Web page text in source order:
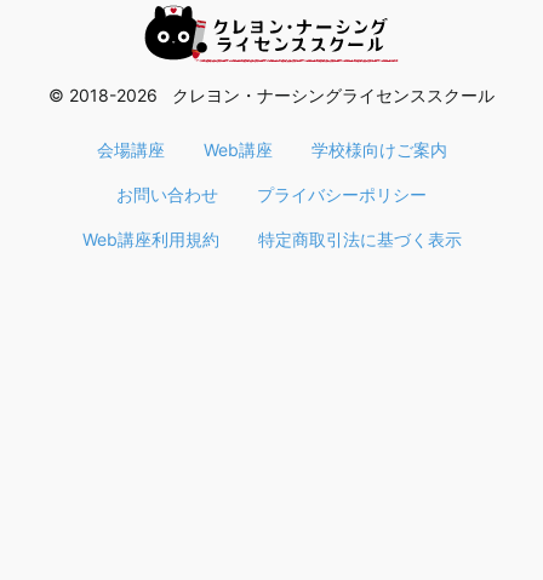
© 2018-2026 クレヨン・ナーシングライセンススクール
会場講座 Web講座 学校様向けご案内
お問い合わせ プライバシーポリシー
Web講座利用規約 特定商取引法に基づく表示